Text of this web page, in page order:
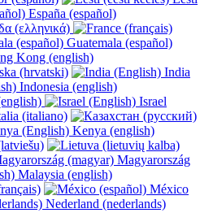
España (español)
(ελληνικά)
Guatemala (español)
Kong (english)
(hrvatski)
India
Indonesia (english)
Israel
(italiano)
Kenya (english)
Magyarország
Malaysia (english)
México
Nederland (nederlands)